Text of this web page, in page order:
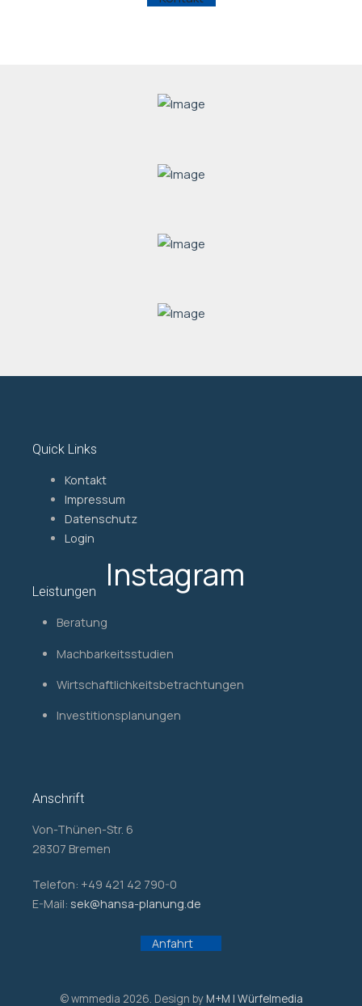
Quick Links
Kontakt
Impressum
Datenschutz
Login
Instagram
Leistungen
Beratung
Machbarkeitsstudien
Wirtschaftlichkeitsbetrachtungen
Investitionsplanungen
Anschrift
Von-Thünen-Str. 6
28307 Bremen
Telefon: +49 421 42 790-0
E-Mail: sek@hansa-planung.de
Anfahrt
© wmmedia 2026. Design by M+M | Würfelmedia